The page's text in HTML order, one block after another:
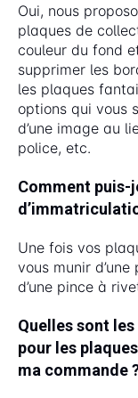
Oui, nous
plaques de
couleur du fond
supprimer les
les plaques
options qui vous
d’une image au
police, etc.
Comment puis-
Une fois vos
vous munir d’une
d’une pince à
Quelles sont
pour les
ma commande